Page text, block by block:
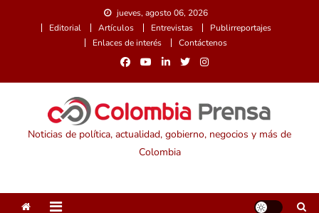
jueves, agosto 06, 2026
Editorial
Artículos Entrevistas
Publirreportajes
Enlaces de interés
Contáctenos
Noticias de política, actualidad, gobierno, negocios y más de
Colombia